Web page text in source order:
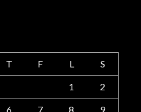
T F L S
1 2
6 7 8 9